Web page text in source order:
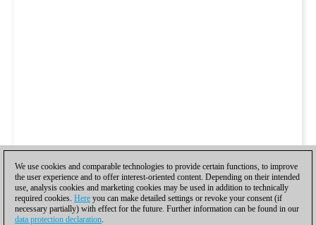
We use cookies and comparable technologies to provide certain functions, to improve
the user experience and to offer interest-oriented content. Depending on their intended
use, analysis cookies and marketing cookies may be used in addition to technically
required cookies. Here you can make detailed settings or revoke your consent (if
necessary partially) with effect for the future. Further information can be found in our
data protection declaration.